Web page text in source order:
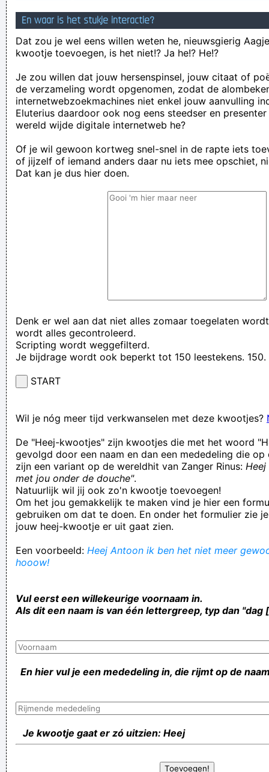
En waar is het stukje interactie?
Dat zou je wel eens willen weten he, nieuwsgierig
kwootje toevoegen, is het niet!? Ja he!? He!?
Je zou willen dat jouw hersenspinsel, jouw citaat of
de verzameling wordt opgenomen, zodat de
internetwebzoekmachines niet enkel jouw aanvulling
Eluterius daardoor ook nog eens steedser en
wereld wijde digitale internetweb he?
Of je wil gewoon kortweg snel-snel in de rapte iets
of jijzelf of iemand anders daar nu iets mee opschiet,
Dat kan je dus hier doen.
Denk er wel aan dat niet alles zomaar toegelaten
wordt alles gecontroleerd.
Scripting wordt weggefilterd.
Je bijdrage wordt ook beperkt tot 150 leestekens. 150.
START
Wil je nóg meer tijd verkwanselen met deze kwootjes?
De "Heej-kwootjes" zijn kwootjes die met het woord
gevolgd door een naam en dan een mededeling die op
zijn een variant op de wereldhit van Zanger Rinus:
met jou onder de douche".
Natuurlijk wil jij ook zo'n kwootje toevoegen!
Om het jou gemakkelijk te maken vind je hier een
gebruiken om dat te doen. En onder het formulier zie
jouw heej-kwootje er uit gaat zien.
Een voorbeeld: Heej Antoon ik ben het niet meer
hooow!
Vul eerst een willekeurige voornaam in.
Als dit een naam is van één lettergreep, typ dan "dag
En hier vul je een mededeling in, die rijmt op de
Je kwootje gaat er zó uitzien: Heej